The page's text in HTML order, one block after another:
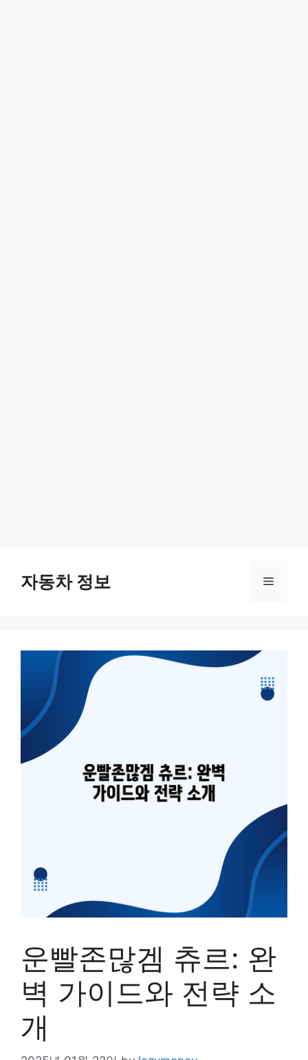
content자동차 정보 Menu
운빨존많겜 츄르: 완
벽 가이드와 전략 소
개